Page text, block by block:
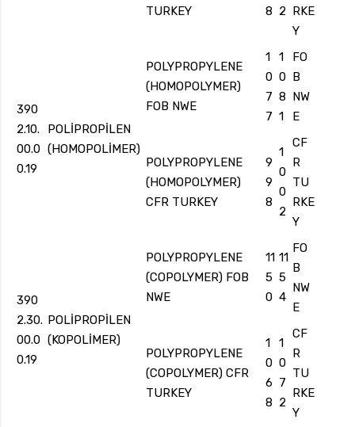
TURKEY
8 2
RKE
Y
390
2.10.
00.0
0.19
POLİPROPİLEN
(HOMOPOLİMER)
POLYPROPYLENE
(HOMOPOLYMER)
FOB NWE
1
0
7
7
1
0
8
1
FO
B
NW
E
POLYPROPYLENE
(HOMOPOLYMER)
CFR TURKEY
9
9
8
1
0
0
2
CF
R
TU
RKE
Y
390
2.30.
00.0
0.19
POLİPROPİLEN
(KOPOLİMER)
POLYPROPYLENE
(COPOLYMER) FOB
NWE
11
5
0
11
5
4
FO
B
NW
E
POLYPROPYLENE
(COPOLYMER) CFR
TURKEY
1
0
6
8
1
0
7
2
CF
R
TU
RKE
Y